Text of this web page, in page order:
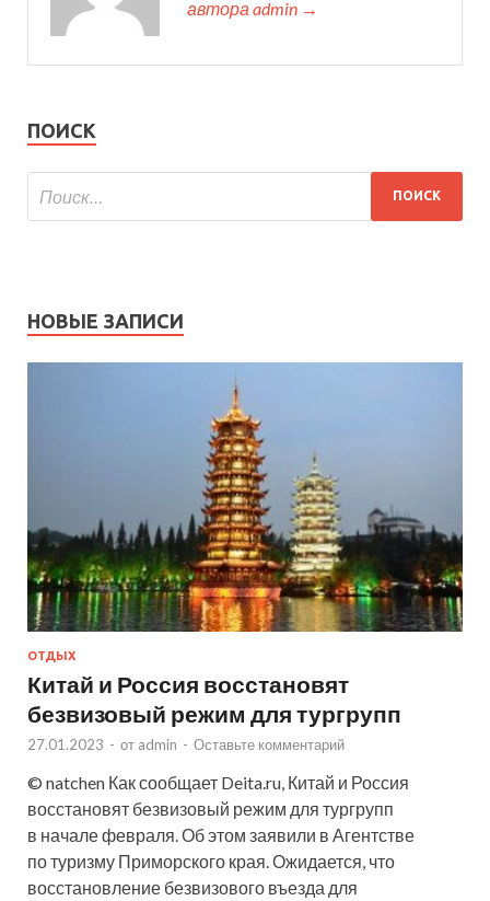
автора admin →
ПОИСК
НОВЫЕ ЗАПИСИ
ОТДЫХ
Китай и Россия восстановят
безвизовый режим для тургрупп
27.01.2023 - от admin - Оставьте комментарий
© natchen Как сообщает Deita.ru, Китай и Россия
восстановят безвизовый режим для тургрупп
в начале февраля. Об этом заявили в Агентстве
по туризму Приморского края. Ожидается, что
восстановление безвизового въезда для